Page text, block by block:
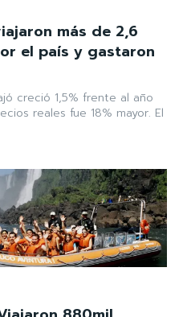
más de 2,6
el país y gastaron
creció 1,5% frente al año
reales fue 18% mayor. El